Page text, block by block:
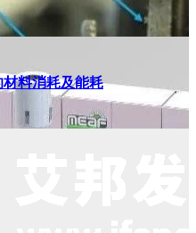
料消耗及能耗